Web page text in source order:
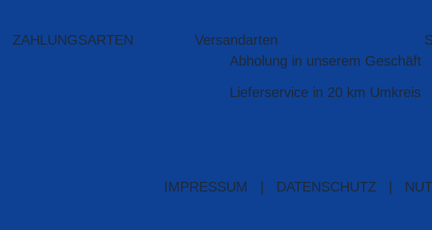
ZAHLUNGSARTEN
Versandarten
Abholung in unserem Geschäft
Lieferservice in 20 km Umkreis
IMPRESSUM DATENSCHUTZ